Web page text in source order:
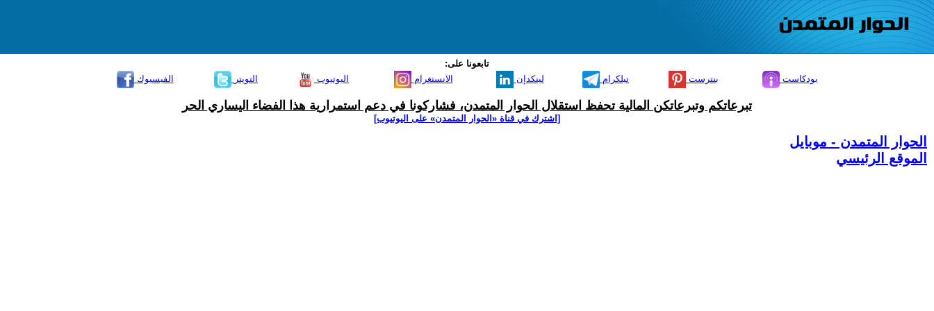
تابعونا على:
الفيسبوك
التويتر اليوتيوب الانستغرام لينكدإن تيلكرام بنترست بودكاست
تبرعاتكم وتبرعاتكن المالية تحفظ استقلال الحوار المتمدن، فشاركونا في دعم استمرارية هذا الفضاء اليساري الحر
[اشترك في قناة ‫«الحوار المتمدن» على اليوتيوب]
الحوار المتمدن - موبايل
الموقع الرئيسي